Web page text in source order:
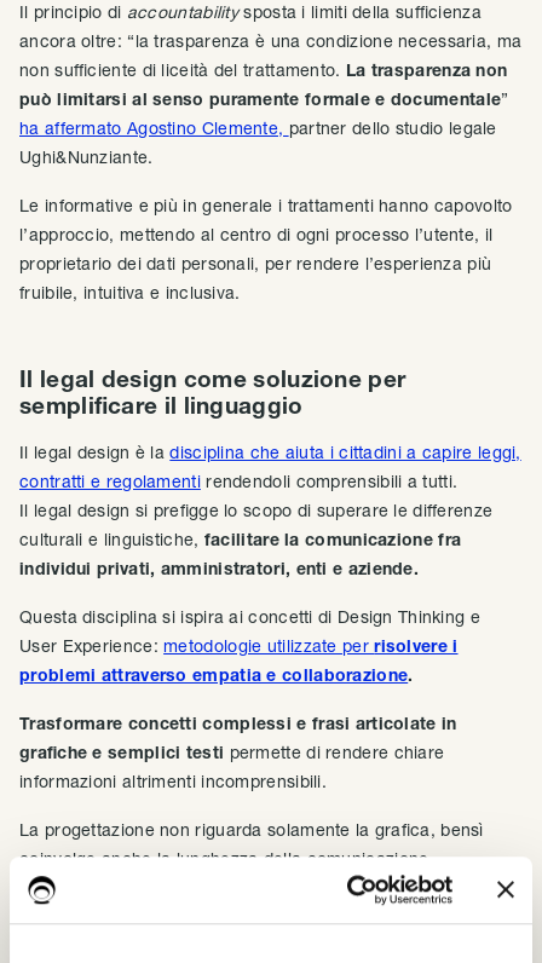
Il principio di accountabilitysposta i limiti della sufficienza
ancora oltre: “la trasparenza è una condizione necessaria, ma
non sufficiente di liceità del trattamento. La trasparenza non
può limitarsi al senso puramente formale e documentale”
ha affermato Agostino Clemente, partner dello studio legale
Ughi&Nunziante.
Le informative e più in generale i trattamenti hanno capovolto
l’approccio, mettendo al centro di ogni processo l’utente, il
proprietario dei dati personali, per rendere l’esperienza più
fruibile, intuitiva e inclusiva.
Il legal design come soluzione per
semplificare il linguaggio
Il legal design è ladisciplina che aiuta i cittadini a capire leggi,
contratti e regolamentirendendoli comprensibili a tutti.
Il legal design si prefigge lo scopo di superare le differenze
culturali e linguistiche, facilitare la comunicazione fra
individui privati, amministratori, enti e aziende.
Questa disciplina si ispira ai concetti di Design Thinking e
User Experience:metodologie utilizzate perrisolvere i
problemi attraverso empatia e collaborazione.
Trasformare concetti complessi e frasi articolate in
grafiche e semplici testi permette di rendere chiare
informazioni altrimenti incomprensibili.
La progettazione non riguarda solamente la grafica, bensì
coinvolge anche la lunghezza della comunicazione,
riducendola allo stretto necessario al fine difavorire la lettura